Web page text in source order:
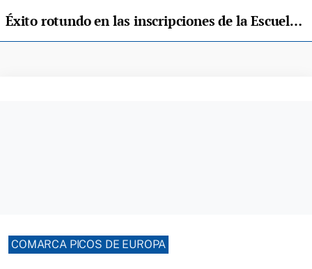
Éxito rotundo en las inscripciones de la Escuela Municipal de Música de Llanes
COMARCA PICOS DE EUROPA